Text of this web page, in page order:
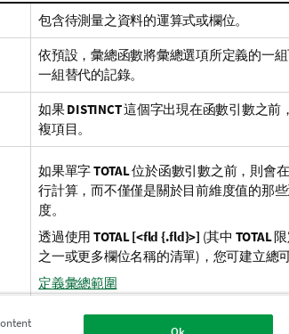
包含待測量之資料的運算式或欄位。
依預設，彙總函數將彙總選項所定義的一
一組替代的記錄。
如果DISTINCT這個字出現在函數引數之前
複項目。
如果單字TOTAL位於函數引數之前，則會
行計算，而不僅僅是關於目前維度值的那
度。
透過使用 TOTAL [<fld {.fld}>] (其中 TOTAL限
之一或更多欄位名稱的清單)，您可建立總
定義彙總範圍